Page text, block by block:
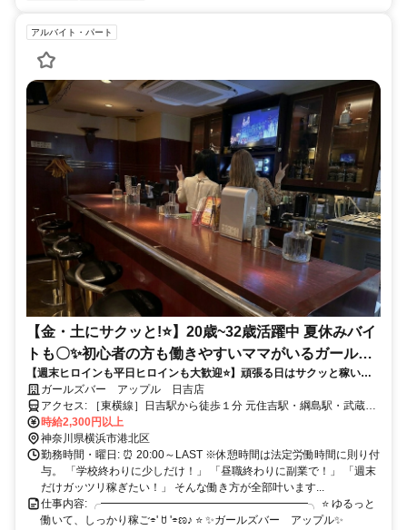
アルバイト・パート
【金・土にサクッと!⭐】20歳~32歳活躍中 夏休みバイ
トも〇✨初心者の方も働きやすいママがいるガールズ
バー
【週末ヒロインも平日ヒロインも大歓迎⭐】頑張る日はサクッと稼い
で、お休みの日は思いっきり楽しもう♪私服勤務＆送りありで働きやすさ
もバッチリ✨優しいママと温かい常連さんに囲まれながら、自分らしく
働ける『アップル』で新しい一歩を始めませんか？☕
ガールズバー アップル 日吉店
アクセス: ［東横線］日吉駅から徒歩１分 元住吉駅・綱島駅・武蔵小
杉駅・高田駅・菊名駅・横浜駅からも通勤ラクラク♪
時給2,300円以上
神奈川県横浜市港北区
勤務時間・曜日: ⏰ 20:00～LAST ※休憩時間は法定労働時間に則り付
与。 「学校終わりに少しだけ！」 「昼職終わりに副業で！」 「週末
だけガッツリ稼ぎたい！」 そんな働き方が全部叶います...
仕事内容: ╭━━━━━━━━━━━━━━━━━━━╮ ⭐ ゆるっと
働いて、しっかり稼ご⌯' ꇴ '⌯ಣ♪ ⭐ ✨ガールズバー アップル✨